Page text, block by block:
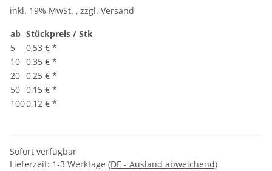
inkl. 19% MwSt. , zzgl. Versand
ab Stückpreis / Stk
5
0,53 € *
10 0,35 € *
20 0,25 € *
50 0,15 € *
1000,12 € *
Sofort verfügbar
Lieferzeit: 1-3 Werktage (DE - Ausland abweichend)